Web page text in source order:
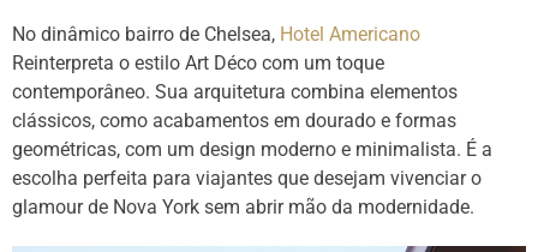
No dinâmico bairro de Chelsea, Hotel Americano
Reinterpreta o estilo Art Déco com um toque
contemporâneo. Sua arquitetura combina elementos
clássicos, como acabamentos em dourado e formas
geométricas, com um design moderno e minimalista. É a
escolha perfeita para viajantes que desejam vivenciar o
glamour de Nova York sem abrir mão da modernidade.